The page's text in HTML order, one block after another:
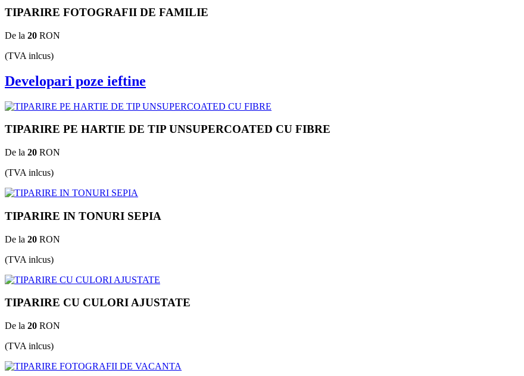
TIPARIRE FOTOGRAFII DE FAMILIE
De la 20 RON
(TVA inlcus)
Developari poze ieftine
TIPARIRE PE HARTIE DE TIP UNSUPERCOATED CU FIBRE
De la 20 RON
(TVA inlcus)
TIPARIRE IN TONURI SEPIA
De la 20 RON
(TVA inlcus)
TIPARIRE CU CULORI AJUSTATE
De la 20 RON
(TVA inlcus)